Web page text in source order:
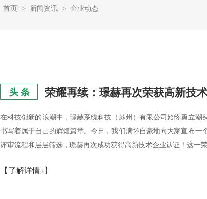
首页 > 新闻资讯 > 企业动态
头 条 荣耀再续：璟赫再次荣获高新技
在科技创新的浪潮中，璟赫系统科技（苏州）有限公司始终勇立潮
书写着属于自己的辉煌篇章。今日，我们满怀自豪地向大家宣布一
评审流程和层层筛选，璟赫再次成功获得高新技术企业认证！这一
【了解详情+】